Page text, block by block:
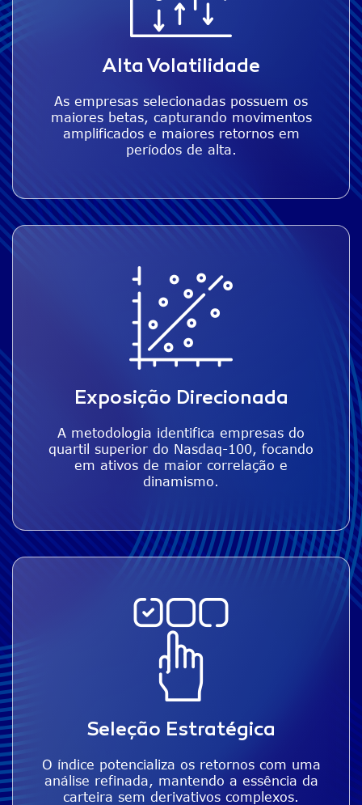
Alta Volatilidade
As empresas selecionadas possuem os
maiores betas, capturando movimentos
amplificados e maiores retornos em
períodos de alta.
Exposição Direcionada
A metodologia identifica empresas do
quartil superior do Nasdaq-100, focando
em ativos de maior correlação e
dinamismo.
Seleção Estratégica
O índice potencializa os retornos com uma
análise refinada, mantendo a essência da
carteira sem derivativos complexos.